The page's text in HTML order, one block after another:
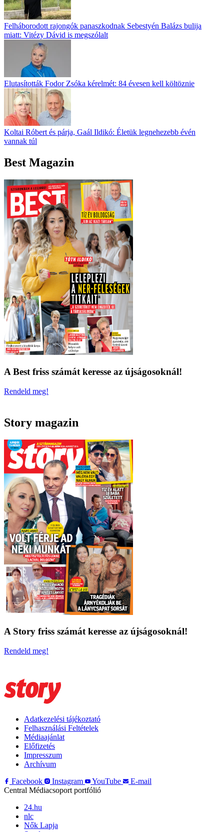
Felháborodott rajongók panaszkodnak Sebestyén Balázs bulija
miatt: Vitézy Dávid is megszólalt
Elutasították Fodor Zsóka kérelmét: 84 évesen kell költöznie
Koltai Róbert és párja, Gaál Ildikó: Életük legnehezebb évén
vannak túl
Best Magazin
A Best friss számát keresse az újságosoknál!
Rendeld meg!
Story magazin
A Story friss számát keresse az újságosoknál!
Rendeld meg!
Adatkezelési tájékoztató
Felhasználási Feltételek
Médiaajánlat
Előfizetés
Impresszum
Archívum
Facebook
Instagram YouTube
E-mail
Central Médiacsoport portfólió
24.hu
nlc
Nők Lapja